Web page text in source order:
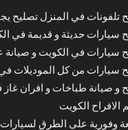
تلفونات في المنزل تصليح
حديثة و قديمة في الكويت
سيارات في الكويت و صيانة
سيارات من كل الموديلات
و صيانة طباخات و افران
الكويت
وفورية على الطرق